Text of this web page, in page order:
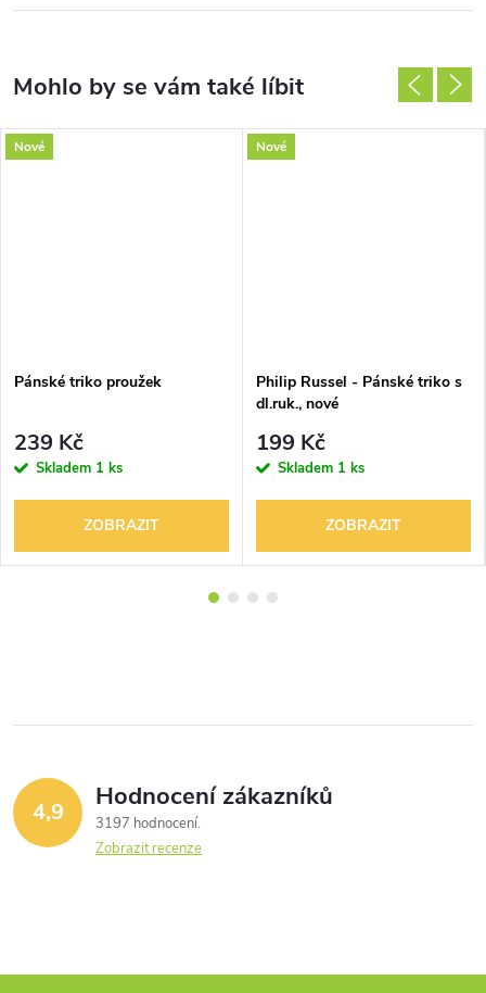
Nové
Pánské triko proužek
239 Kč
Skladem 1 ks
ZOBRAZIT
Nové
Philip Russel - Pánské triko s
dl.ruk., nové
199 Kč
Skladem 1 ks
ZOBRAZIT
4,9 Hodnocení zákazníků
3197 hodnocení
Zobrazit recenze